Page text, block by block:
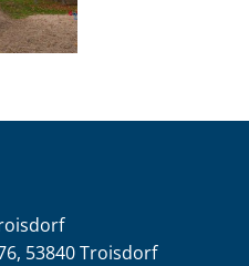
53840 Troisdorf